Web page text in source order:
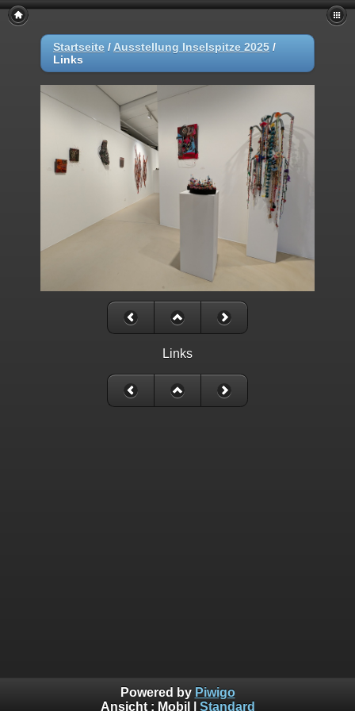
Startseite / Ausstellung Inselspitze 2025 /
Links
Links
Powered by Piwigo
Ansicht : Mobil Standard